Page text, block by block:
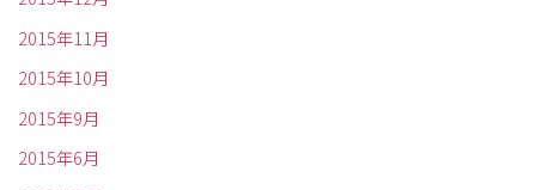
2015年11月
2015年10月
2015年9月
2015年6月